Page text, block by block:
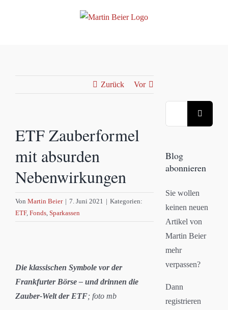
Zurück Vor
ETF Zauberformel
mit absurden
Nebenwirkungen
Von Martin Beier | 7. Juni 2021 | Kategorien:
ETF, Fonds, Sparkassen
Die klassischen Symbole vor der
Frankfurter Börse – und drinnen die
Zauber-Welt der ETF; foto mb
Blog
abonnieren
Sie wollen
keinen neuen
Artikel von
Martin Beier
mehr
verpassen?
Dann
registrieren